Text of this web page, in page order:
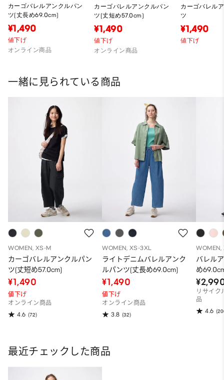
カーゴバレルアンクルパン
ツ(丈長め69.0cm)
¥1,490
値下げ
オンライン商品
カーゴバレルアンクルパン
ツ(丈短め57.0cm)
¥1,490
値下げ
オンライン商品
カーゴバレル
ツ
¥1,490
値下げ
一緒に見られている商品
WOMEN, XS-M
カーゴバレルアンクルパン
ツ(丈短め57.0cm)
¥1,490
値下げ
オンライン商品
4.6 (72)
WOMEN, XS-3XL
ライトデニムバレルアンク
ルパンツ(丈長め69.0cm)
¥1,490
値下げ
オンライン商品
3.8 (32)
WOMEN,
バレル
め
リサイク
品
4.6
最近チェックした商品